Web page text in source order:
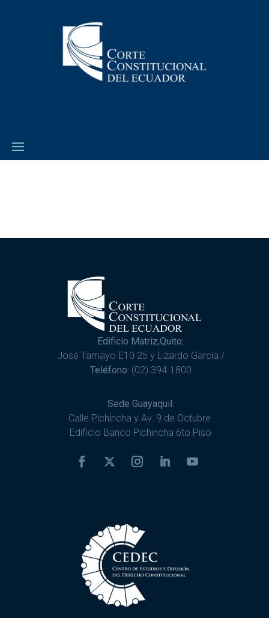
Edificio Matriz,Quito:
José Tamayo E10 25 y Lizardo García /
Teléfono: (02) 394-1800
Sede Guayaquil:
Calle Pichincha y Av. 9 de Octubre.
Edificio Banco Pichincha 6to Piso